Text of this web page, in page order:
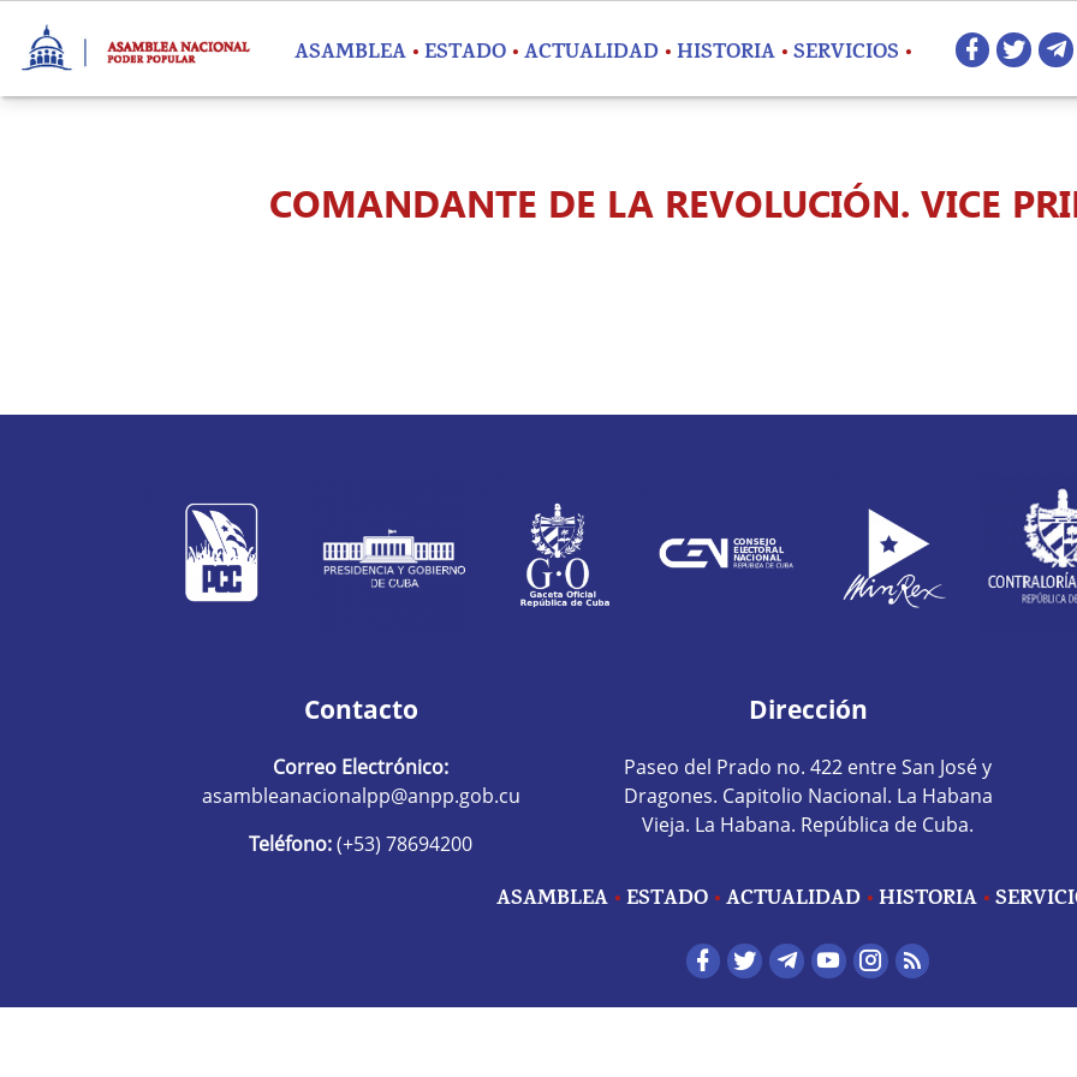
ASAMBLEA ESTADO ACTUALIDAD HISTORIA SERVICIOS
COMANDANTE DE LA REVOLUCIÓN. VICE
Contacto
Correo Electrónico:
asambleanacionalpp@anpp.gob.cu
Teléfono:(+53) 78694200
Dirección
Paseo del Prado no. 422 entre San José y
Dragones. Capitolio Nacional. La Habana
Vieja. La Habana. República de Cuba.
ASAMBLEA ESTADO ACTUALIDAD HISTORIA
Redes sociales home